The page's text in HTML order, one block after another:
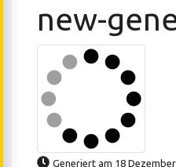
new-
Generiert am 18